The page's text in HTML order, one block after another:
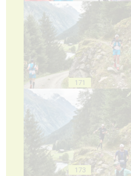
171
173